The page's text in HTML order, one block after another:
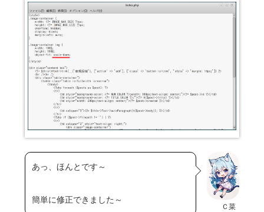
Ｃ菜
あっ、ほんとです～
簡単に修正できました～